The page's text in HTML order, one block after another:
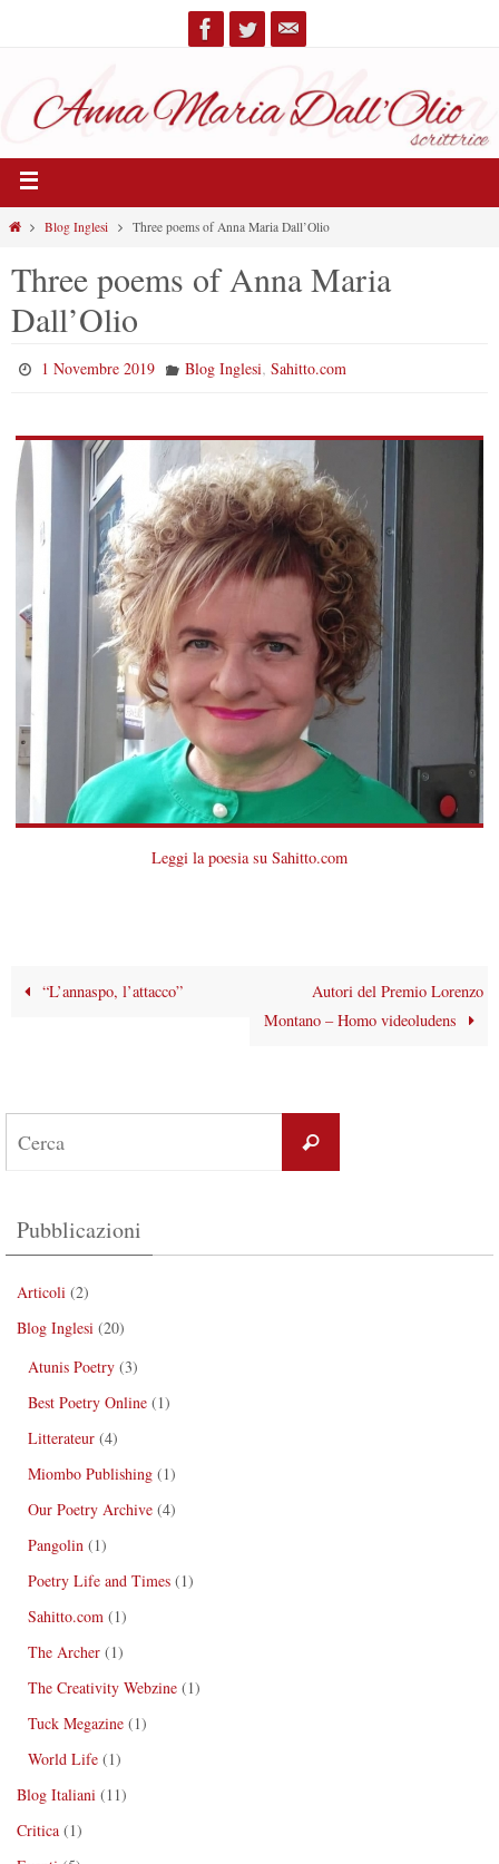
Blog Inglesi Three poems of Anna Maria Dall’Olio
Three poems of Anna Maria
Dall’Olio
1 Novembre 2019 Blog Inglesi, Sahitto.com
Leggi la poesia su Sahitto.com
“L’annaspo, l’attacco”
Autori del Premio Lorenzo
Montano – Homo videoludens
Pubblicazioni
Articoli (2)
Blog Inglesi (20)
Atunis Poetry (3)
Best Poetry Online (1)
Litterateur (4)
Miombo Publishing (1)
Our Poetry Archive (4)
Pangolin (1)
Poetry Life and Times (1)
Sahitto.com (1)
The Archer (1)
The Creativity Webzine (1)
Tuck Megazine (1)
World Life (1)
Blog Italiani (11)
Critica (1)